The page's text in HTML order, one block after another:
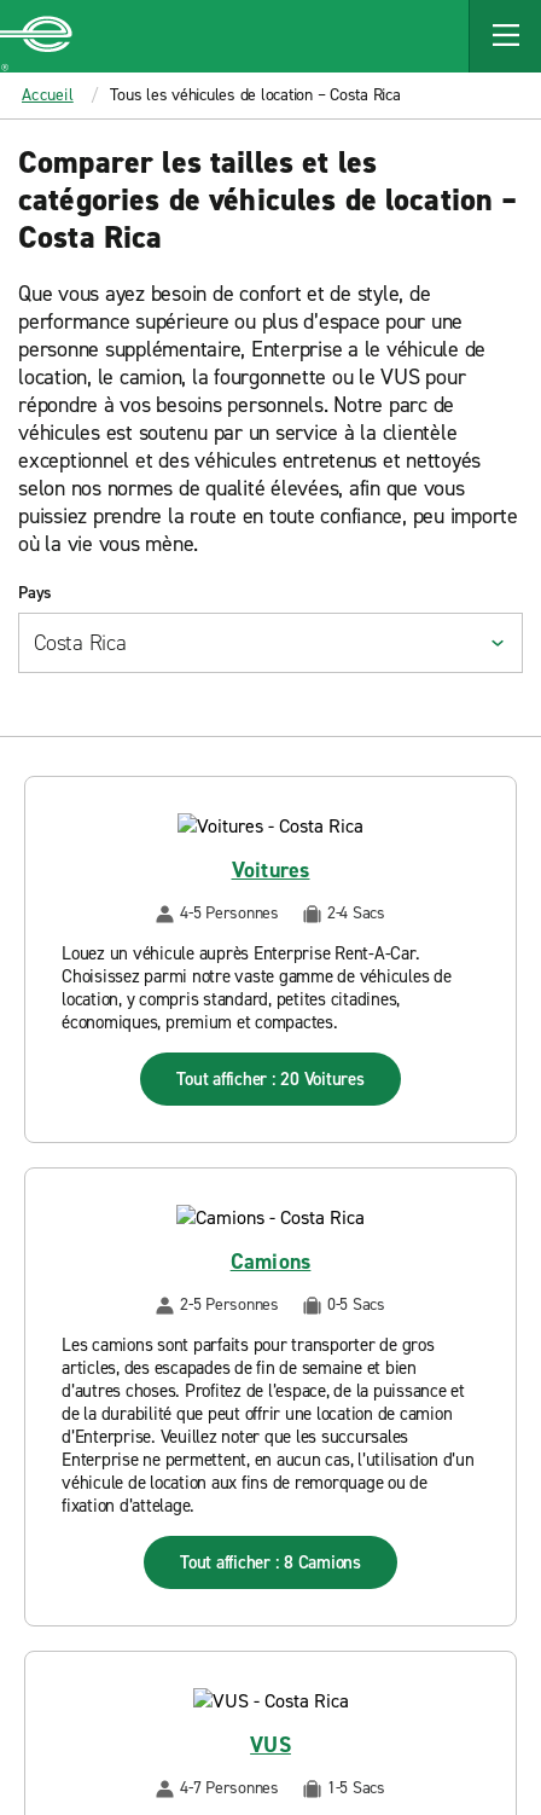
MAIN
CONTENT
Enterprise
Accueil Tous les véhicules de location – Costa Rica
Comparer les tailles et les
catégories de véhicules de location –
Costa Rica
Que vous ayez besoin de confort et de style, de
performance supérieure ou plus d’espace pour une
personne supplémentaire, Enterprise a le véhicule de
location, le camion, la fourgonnette ou le VUS pour
répondre à vos besoins personnels. Notre parc de
véhicules est soutenu par un service à la clientèle
exceptionnel et des véhicules entretenus et nettoyés
selon nos normes de qualité élevées, afin que vous
puissiez prendre la route en toute confiance, peu importe
où la vie vous mène.
Pays
Voitures
4-5 Personnes 2-4 Sacs
Louez un véhicule auprès Enterprise Rent-A-Car.
Choisissez parmi notre vaste gamme de véhicules de
location, y compris standard, petites citadines,
économiques, premium et compactes.
Tout afficher : 20 Voitures
Camions
2-5 Personnes 0-5 Sacs
Les camions sont parfaits pour transporter de gros
articles, des escapades de fin de semaine et bien
d’autres choses. Profitez de l’espace, de la puissance et
de la durabilité que peut offrir une location de camion
d’Enterprise. Veuillez noter que les succursales
Enterprise ne permettent, en aucun cas, l’utilisation d’un
véhicule de location aux fins de remorquage ou de
fixation d’attelage.
Tout afficher : 8 Camions
VUS
4-7 Personnes 1-5 Sacs